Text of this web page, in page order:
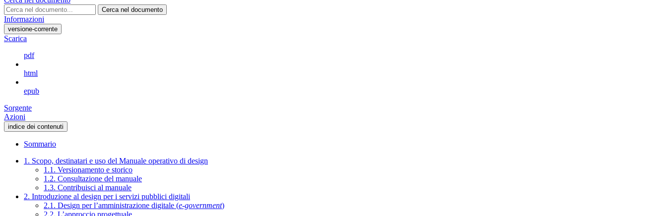
Cerca nel documento
Informazioni
versione-corrente
Scarica
pdf
html
epub
Sorgente
Azioni
indice dei contenuti
Sommario
1. Scopo, destinatari e uso del Manuale operativo di design
1.1. Versionamento e storico
1.2. Consultazione del manuale
1.3. Contribuisci al manuale
2. Introduzione al design per i servizi pubblici digitali
2.1. Design per l’amministrazione digitale (e-government)
2.2. L’approccio progettuale